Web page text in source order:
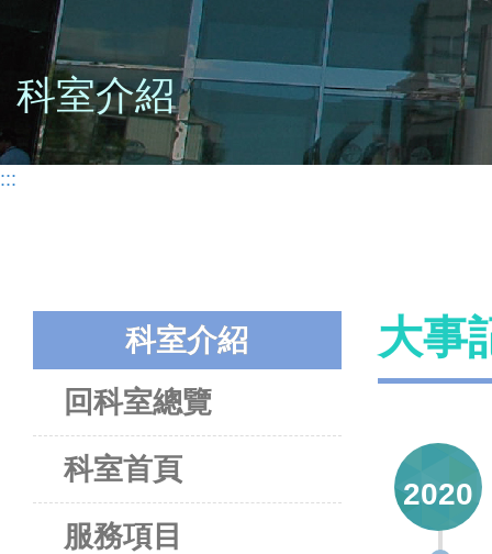
科室介紹
:::
科室介紹
回科室總覽
科室首頁
服務項目
大事
2020